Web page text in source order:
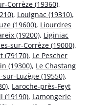
Corrèze (19360),
, Louignac (19310),
(19600), Liourdres
(19200), Liginiac
sur-Corrèze (19000),
(79170), Le Pescher
(19300), Le Chastang
sur-Luzège (19550),
, Laroche-près-Feyt
(19190), Lamongerie